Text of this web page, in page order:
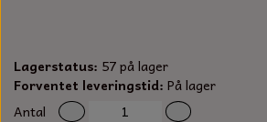
STARTSNOR OG
UNIVERSAL KABLER OG
Lagerstatus: 57 på lager
Forventet leveringstid: På lager
Antal